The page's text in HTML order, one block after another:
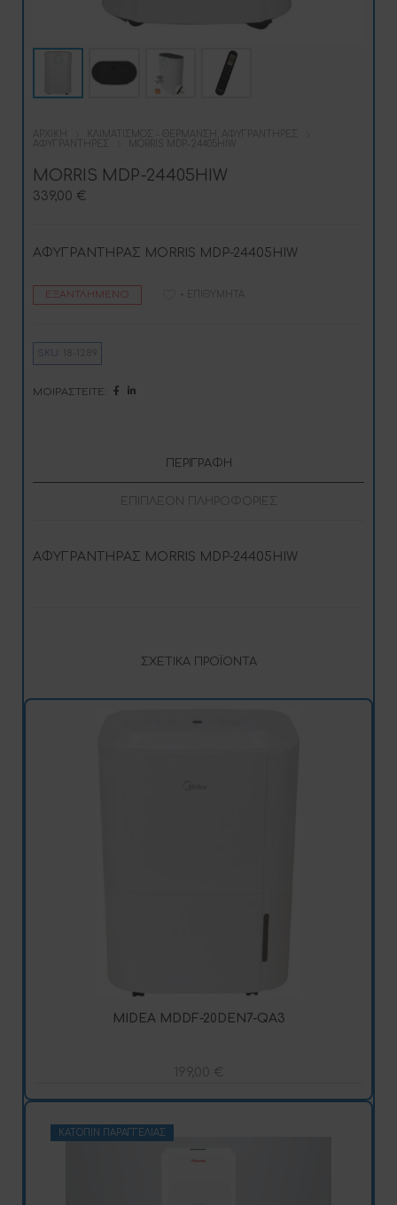
ΑΡΧΙΚΉ
ΚΛΙΜΑΤΙΣΜΌΣ - ΘΈΡΜΑΝΣΗ, ΑΦΥΓΡΑΝΤΉΡΕΣ
ΑΦΥΓΡΑΝΤΉΡΕΣ
MORRIS MDP-24405HIW
MORRIS MDP-24405HIW
339,00 €
ΑΦΥΓΡΑΝΤΗΡΑΣ MORRIS MDP-24405HIW
ΕΞΑΝΤΛΗΜΈΝΟ + ΕΠΙΘΥΜΗΤΆ
SKU:
ΜΟΙΡΑΣΤΕΊΤΕ:
ΠΕΡΙΓΡΑΦΉ
ΕΠΙΠΛΈΟΝ ΠΛΗΡΟΦΟΡΊΕΣ
ΑΦΥΓΡΑΝΤΗΡΑΣ MORRIS MDP-24405HIW
ΣΧΕΤΙΚΆ ΠΡΟΪΌΝΤΑ
MIDEA MDDF-20DEN7-QA3
199,00 €
ΚΑΤΌΠΙΝ ΠΑΡΑΓΓΕΛΊΑΣ